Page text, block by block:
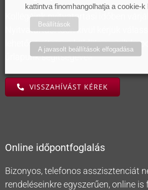
Kollégáink nyitvatartási időben
Nyitvatartási időn kívül kérjük
lehetőségét vagy küldjön emailt
űrlapunk segítségével!
VISSZAHÍVÁST KÉREK
Online időpontfoglalás
Bizonyos, telefonos asszisztenciát
rendeléseinkre egyszerűen, online is
kattintva finomhangolhatja a cookie-k
Beállítások
A javasolt beállítások elfogadása